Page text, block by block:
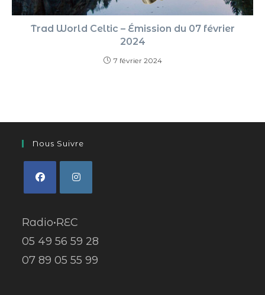
Trad World Celtic – Émission du 07 février
2024
7 février 2024
Nous Suivre
Radio•REC
05 49 56 59 28
07 89 05 55 99